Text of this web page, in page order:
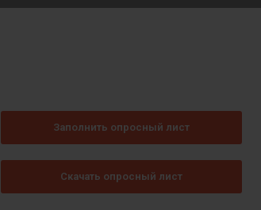
Заполнить опросный лист
Скачать опросный лист